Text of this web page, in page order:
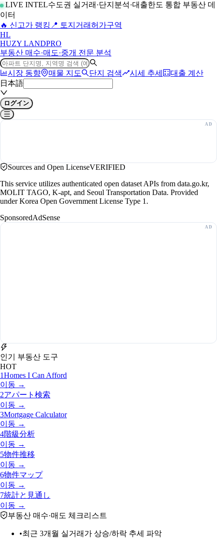
LIVE INTEL수도권 실거래·단지분석·대출한도 통합 부동산 데
이터
🔥 신고가 랭킹 📍 토지거래허가구역
HL
HUZY LANDPRO
부동산 매수·매도·중개 전문 분석
시장 동향 매물 지도 단지 검색 시세 추세
대출 계산
日本語
ログイン
Sources and Open LicenseVERIFIED
This service utilizes authenticated open dataset APIs from data.go.kr,
MOLIT TAGO, K-apt, and Seoul Transportation Data. Provided
under Korea Open Government License Type 1.
SponsoredAdSense
인기 부동산 도구
HOT
1Homes I Can Afford
이동 →
2アパート検索
이동 →
3Mortgage Calculator
이동 →
4階級分析
이동 →
5物件推移
이동 →
6物件マップ
이동 →
7統計と見通し
이동 →
부동산 매수·매도 체크리스트
•최근 3개월 실거래가 상승/하락 추세 파악